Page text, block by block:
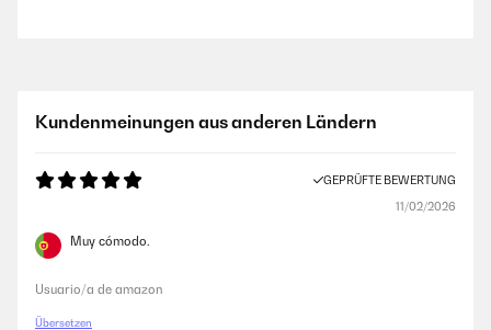
Kundenmeinungen aus anderen Ländern
GEPRÜFTE BEWERTUNG
11/02/2026
Muy cómodo.
Usuario/a de amazon
Übersetzen